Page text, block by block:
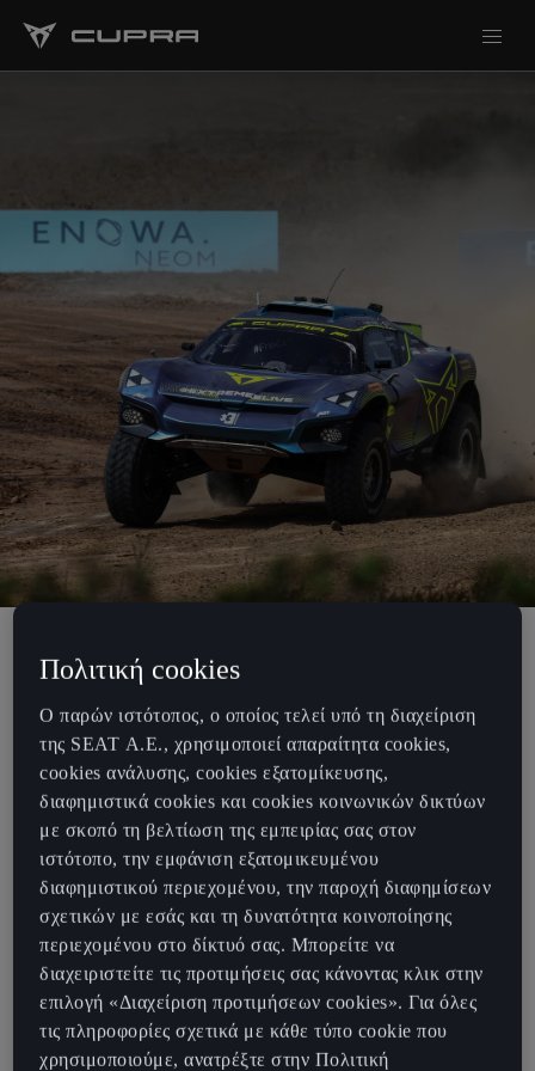
Η ABT CUPRA XE στον επόμενο διπλό
αγώνα Extreme E στη Σαρδηνία
Η ABT CUPRA XE συνεργάζεται και πάλι με τον καταξιωμένο
Παγκόσμιο Πρωταθλητή Ράλλυ, Sébastien Loeb, για τον
προτελευταίο αγώνα X Prix του πρωταθλήματος Extreme E στη
Σαρδηνία στις 16 - 17 Σεπτεμβρίου. Οι εξαιρετικές ικανότητες του
Loeb θα βοηθήσουν την ομάδα σε μία καινούρια διαδρομή και να
παλέψει για τη νίκη κατά τη διάρκεια των γύρων 7 & 8.
O Sébastien Loeb ανυπομονεί να κάτσει πίσω από το τιμόνι και να
παλέψει για την ομάδα:
«Νιώθω ωραία που επιστρέφω για δύο
ακόμα αγώνες στη Σαρδηνία με την ομάδα της ABT CUPRA XE.
Πολιτική cookies
Ο παρών ιστότοπος, ο οποίος τελεί υπό τη διαχείριση
της SEAT Α.Ε., χρησιμοποιεί απαραίτητα cookies,
cookies ανάλυσης, cookies εξατομίκευσης,
διαφημιστικά cookies και cookies κοινωνικών δικτύων
με σκοπό τη βελτίωση της εμπειρίας σας στον
ιστότοπο, την εμφάνιση εξατομικευμένου
διαφημιστικού περιεχομένου, την παροχή διαφημίσεων
σχετικών με εσάς και τη δυνατότητα κοινοποίησης
περιεχομένου στο δίκτυό σας. Μπορείτε να
διαχειριστείτε τις προτιμήσεις σας κάνοντας κλικ στην
επιλογή «Διαχείριση προτιμήσεων cookies». Για όλες
τις πληροφορίες σχετικά με κάθε τύπο cookie που
χρησιμοποιούμε, ανατρέξτε στην Πολιτική